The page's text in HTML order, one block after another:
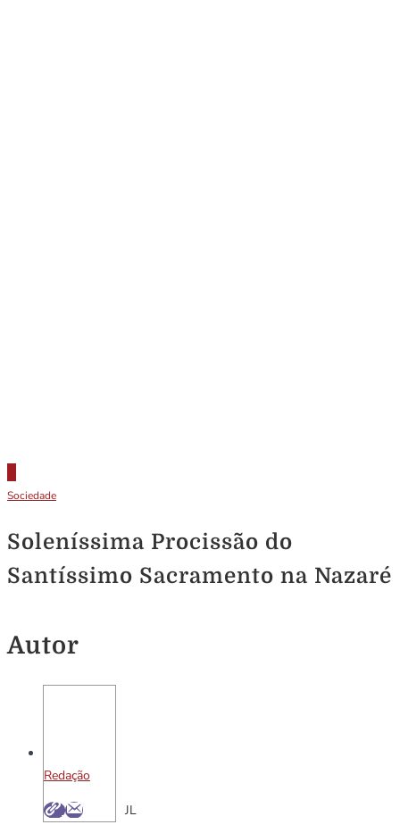
Sociedade
Soleníssima Procissão do
Santíssimo Sacramento na Nazaré
Autor
Redação
JL